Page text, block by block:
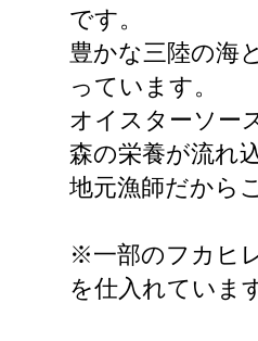
です。
豊かな三陸の海
っています。
オイスターソー
森の栄養が流れ
地元漁師だから
※一部のフカヒ
を仕入れていま